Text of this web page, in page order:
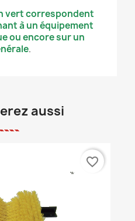
vert correspondent
à un équipement
ou encore sur un
.
aussi
favorite_border